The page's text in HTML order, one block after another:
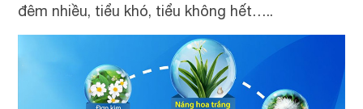
đêm nhiều, tiểu khó, tiểu không hết…..